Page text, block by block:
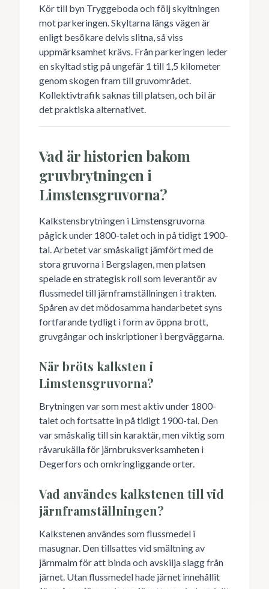
Kör till byn Tryggeboda och följ skyltningen
mot parkeringen. Skyltarna längs vägen är
enligt besökare delvis slitna, så viss
uppmärksamhet krävs. Från parkeringen leder
en skyltad stig på ungefär 1 till 1,5 kilometer
genom skogen fram till gruvområdet.
Kollektivtrafik saknas till platsen, och bil är
det praktiska alternativet.
Vad är historien bakom
gruvbrytningen i
Limstensgruvorna?
Kalkstensbrytningen i Limstensgruvorna
pågick under 1800-talet och in på tidigt 1900-
tal. Arbetet var småskaligt jämfört med de
stora gruvorna i Bergslagen, men platsen
spelade en strategisk roll som leverantör av
flussmedel till järnframställningen i trakten.
Spåren av det mödosamma handarbetet syns
fortfarande tydligt i form av öppna brott,
gruvgångar och inskriptioner i bergväggarna.
När bröts kalksten i
Limstensgruvorna?
Brytningen var som mest aktiv under 1800-
talet och fortsatte in på tidigt 1900-tal. Den
var småskalig till sin karaktär, men viktig som
råvarukälla för järnbruksverksamheten i
Degerfors och omkringliggande orter.
Vad användes kalkstenen till vid
järnframställningen?
Kalkstenen användes som flussmedel i
masugnar. Den tillsattes vid smältning av
järnmalm för att binda och avskilja slagg från
järnet. Utan flussmedel hade järnet innehållit